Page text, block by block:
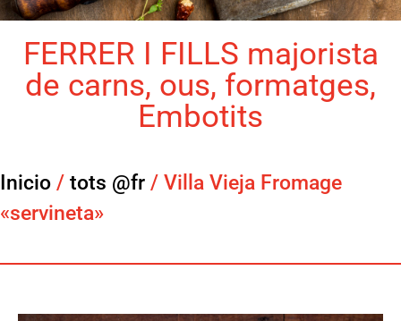
FERRER I FILLS majorista
de carns, ous, formatges,
Embotits
Inicio / tots @fr / Villa Vieja Fromage
«servineta»